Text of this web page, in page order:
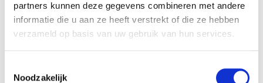
partners kunnen deze gegevens combineren met andere
informatie die u aan ze heeft verstrekt of die ze hebben
verzameld op basis van uw gebruik van hun services.
Noodzakelijk
MAMA THIRZA VLOG: OP
VAKANTIE & TWEE ZIEKE
KINDEREN